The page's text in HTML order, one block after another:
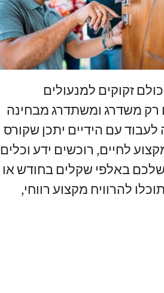
כולם זקוקים למנעולים
רק משדרג ומשתדרג מבחינה
לעבוד עם הידיים יתכן שקורס
לחיים, רוכשים ידע וכלים
באלפי שקלים בחודש או
להרוויח מקצוע רווחי,